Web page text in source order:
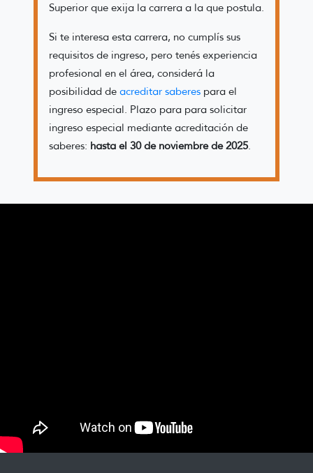
Superior que exija la carrera a la que postula.
Si te interesa esta carrera, no cumplís sus
requisitos de ingreso, pero tenés experiencia
profesional en el área, considerá la
posibilidad de acreditar saberes para el
ingreso especial. Plazo para para solicitar
ingreso especial mediante acreditación de
saberes: hasta el 30 de noviembre de 2025.